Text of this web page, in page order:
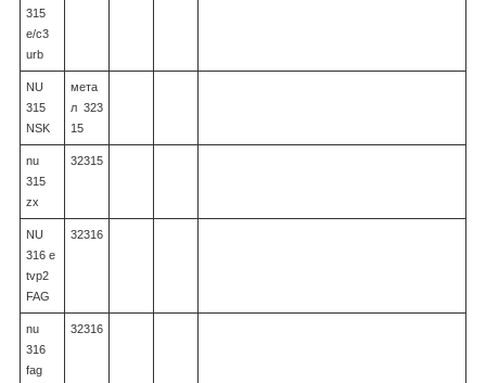
315
e/c3
urb
NU
315
NSK
мета
л 323
15
nu
315
zx
32315
NU
316 e
tvp2
FAG
32316
nu
316
fag
32316